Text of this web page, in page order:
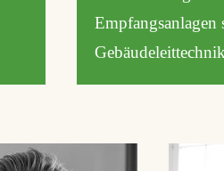
Empfangsanlagen
Gebäudeleittechnik